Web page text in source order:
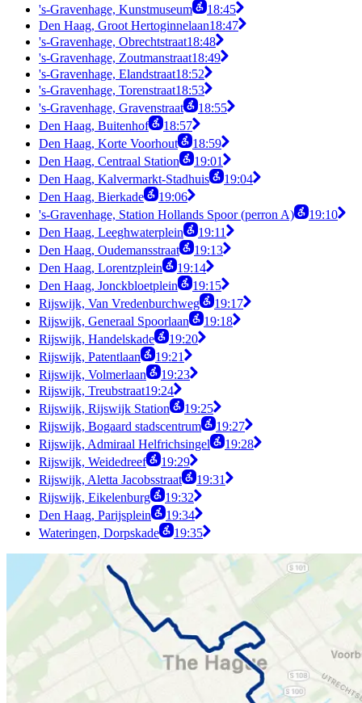
's-Gravenhage, Kunstmuseum
18:45
Den Haag, Groot Hertoginnelaan18:47
's-Gravenhage, Obrechtstraat18:48
's-Gravenhage, Zoutmanstraat18:49
's-Gravenhage, Elandstraat18:52
's-Gravenhage, Torenstraat18:53
's-Gravenhage, Gravenstraat
18:55
Den Haag, Buitenhof
18:57
Den Haag, Korte Voorhout
18:59
Den Haag, Centraal Station
19:01
Den Haag, Kalvermarkt-Stadhuis
19:04
Den Haag, Bierkade
19:06
's-Gravenhage, Station Hollands Spoor (perron A)
19:10
Den Haag, Leeghwaterplein
19:11
Den Haag, Oudemansstraat
19:13
Den Haag, Lorentzplein
19:14
Den Haag, Jonckbloetplein
19:15
Rijswijk, Van Vredenburchweg
19:17
Rijswijk, Generaal Spoorlaan
19:18
Rijswijk, Handelskade
19:20
Rijswijk, Patentlaan
19:21
Rijswijk, Volmerlaan
19:23
Rijswijk, Treubstraat19:24
Rijswijk, Rijswijk Station
19:25
Rijswijk, Bogaard stadscentrum
19:27
Rijswijk, Admiraal Helfrichsingel
19:28
Rijswijk, Weidedreef
19:29
Rijswijk, Aletta Jacobsstraat
19:31
Rijswijk, Eikelenburg
19:32
Den Haag, Parijsplein
19:34
Wateringen, Dorpskade
19:35